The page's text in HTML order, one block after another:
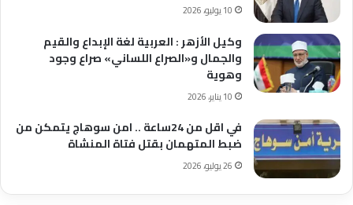
10 يوليو، 2026
وكيل الأزهر : العربية لغة الإبداع والقيم
والجمال و«الصراع اللساني» صراع وجود
وهوية
10 يناير، 2026
في اقل من 24ساعة .. امن سوهاج يتمكن من
ضبط المتهمان بقتل فتاة المنشاة
26 يوليو، 2026